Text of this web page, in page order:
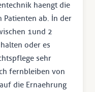
haengt die
Patienten ab. İn der
1und 2
oder es
sehr
fernbleiben von
die Ernaehrung